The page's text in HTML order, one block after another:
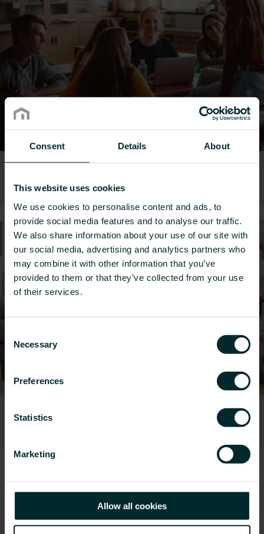
Consent Details About
This website uses cookies
We use cookies to personalise content and ads, to
provide social media features and to analyse our traffic.
We also share information about your use of our site with
our social media, advertising and analytics partners who
may combine it with other information that you’ve
provided to them or that they’ve collected from your use
of their services.
Selection
Necessary
Preferences
Statistics
Marketing
Allow all cookies
Domy prywatne
Zastosowania dla
Oferujemy szeroką gamę rozwiązań w zakresie
ogrzewania przy modernizacji budynków.